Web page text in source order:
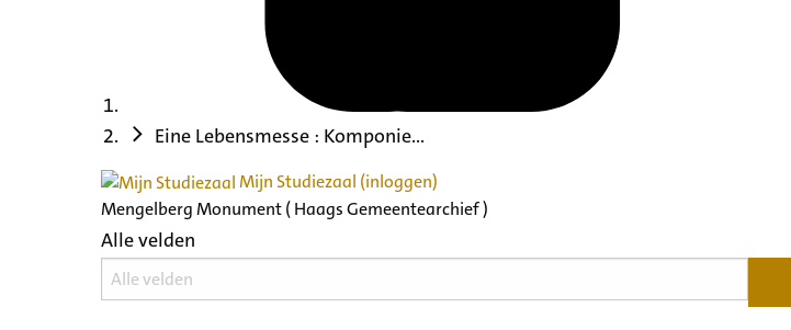
Eine Lebensmesse : Komponie...
Mijn Studiezaal (inloggen)
Mengelberg Monument ( Haags Gemeentearchief )
Alle velden